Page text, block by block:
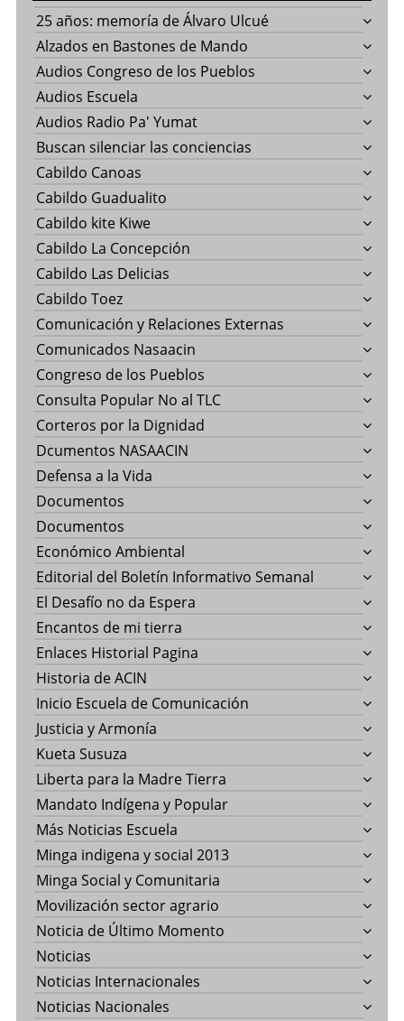
25 años: memoría de Álvaro Ulcué
Alzados en Bastones de Mando
Audios Congreso de los Pueblos
Audios Escuela
Audios Radio Pa' Yumat
Buscan silenciar las conciencias
Cabildo Canoas
Cabildo Guadualito
Cabildo kite Kiwe
Cabildo La Concepción
Cabildo Las Delicias
Cabildo Toez
Comunicación y Relaciones Externas
Comunicados Nasaacin
Congreso de los Pueblos
Consulta Popular No al TLC
Corteros por la Dignidad
Dcumentos NASAACIN
Defensa a la Vida
Documentos
Documentos
Económico Ambiental
Editorial del Boletín Informativo Semanal
El Desafío no da Espera
Encantos de mi tierra
Enlaces Historial Pagina
Historia de ACIN
Inicio Escuela de Comunicación
Justicia y Armonía
Kueta Susuza
Liberta para la Madre Tierra
Mandato Indígena y Popular
Más Noticias Escuela
Minga indigena y social 2013
Minga Social y Comunitaria
Movilización sector agrario
Noticia de Último Momento
Noticias
Noticias Internacionales
Noticias Nacionales